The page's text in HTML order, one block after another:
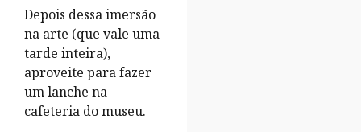
Depois dessa imersão
na arte (que vale uma
tarde inteira),
aproveite para fazer
um lanche na
cafeteria do museu.